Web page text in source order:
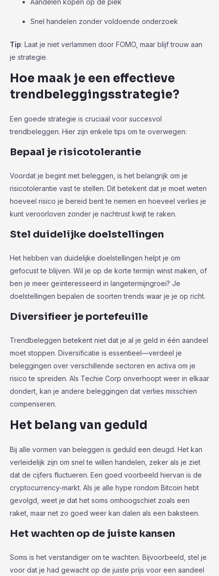
Aandelen kopen op de piek
Snel handelen zonder voldoende onderzoek
Tip: Laat je niet verlammen door FOMO, maar blijf trouw aan
je strategie.
Hoe maak je een effectieve
trendbeleggingsstrategie?
Een goede strategie is cruciaal voor succesvol
trendbeleggen. Hier zijn enkele tips om te overwegen:
Bepaal je risicotolerantie
Voordat je begint met beleggen, is het belangrijk om je
risicotolerantie vast te stellen. Dit betekent dat je moet weten
hoeveel risico je bereid bent te nemen en hoeveel verlies je
kunt veroorloven zonder je nachtrust kwijt te raken.
Stel duidelijke doelstellingen
Het hebben van duidelijke doelstellingen helpt je om
gefocust te blijven. Wil je op de korte termijn winst maken, of
ben je meer geïnteresseerd in langetermijngroei? Je
doelstellingen bepalen de soorten trends waar je je op richt.
Diversifieer je portefeuille
Trendbeleggen betekent niet dat je al je geld in één aandeel
moet stoppen. Diversificatie is essentieel—verdeel je
beleggingen over verschillende sectoren en activa om je
risico te spreiden. Als Techie Corp onverhoopt weer in elkaar
dondert, kan je andere beleggingen dat verlies misschien
compenseren.
Het belang van geduld
Bij alle vormen van beleggen is geduld een deugd. Het kan
verleidelijk zijn om snel te willen handelen, zeker als je ziet
dat de cijfers fluctueren. Een goed voorbeeld hiervan is de
cryptocurrency-markt. Als je alle hype rondom Bitcoin hebt
gevolgd, weet je dat het soms omhoogschiet zoals een
raket, maar net zo goed weer kan dalen als een baksteen.
Het wachten op de juiste kansen
Soms is het verstandiger om te wachten. Bijvoorbeeld, stel je
voor dat je had gewacht op de juiste prijs voor een aandeel